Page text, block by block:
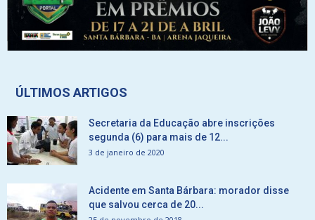
ÚLTIMOS ARTIGOS
Secretaria da Educação abre inscrições
segunda (6) para mais de 12...
3 de janeiro de 2020
Acidente em Santa Bárbara: morador disse
que salvou cerca de 20...